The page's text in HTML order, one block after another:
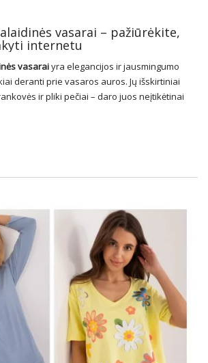
vasarai – pažiūrėkite,
internetu
vasaraiyra elegancijos ir jausmingumo
deranti prie vasaros auros. Jų išskirtiniai
ir pliki pečiai – daro juos neįtikėtinai